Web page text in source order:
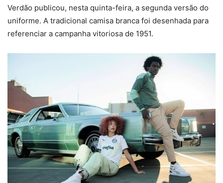
Verdão publicou, nesta quinta-feira, a segunda versão do
uniforme. A tradicional camisa branca foi desenhada para
referenciar a campanha vitoriosa de 1951.